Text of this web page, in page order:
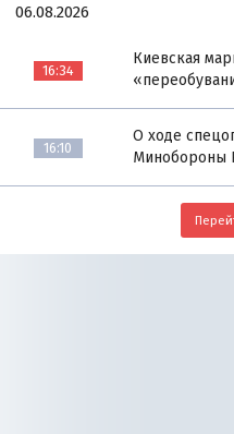
06.08.2026
16:34
Киевская
16:10
О ходе
Минобороны